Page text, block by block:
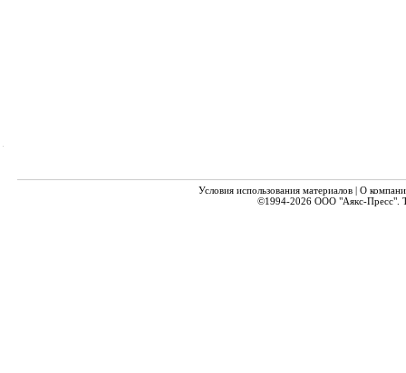
Условия использования материалов| О
©1994-2026 ООО "Аякс-Пресс".